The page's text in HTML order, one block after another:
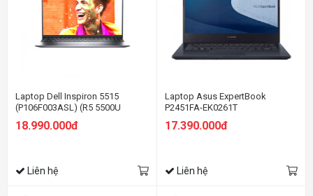
Laptop Dell Inspiron 5515
(P106F003ASL) (R5 5500U
8GBRAM/256GB SSD/15.6 inch
FHD/Win10+Office HS 19/Bạc)
18.990.000đ
Liên hệ
Laptop Asus ExpertBook
P2451FA-EK0261T
17.390.000đ
Liên hệ